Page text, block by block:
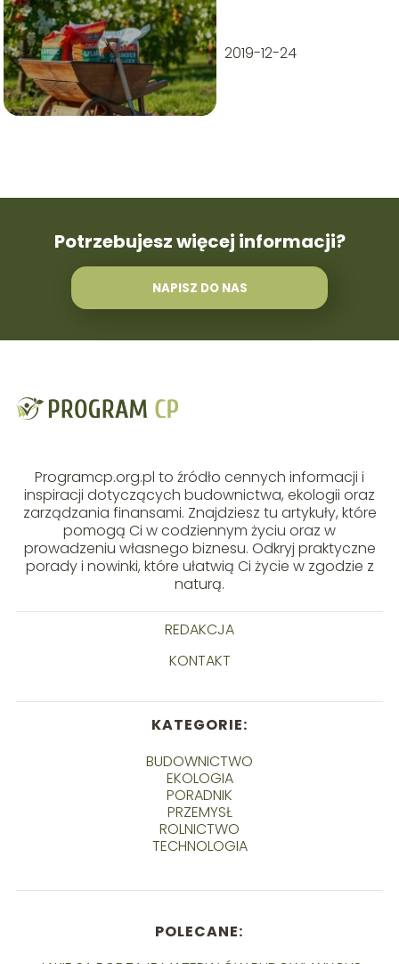
2019-12-24
Potrzebujesz więcej informacji?
NAPISZ DO NAS
Programcp.org.pl to źródło cennych informacji i
inspiracji dotyczących budownictwa, ekologii oraz
zarządzania finansami. Znajdziesz tu artykuły, które
pomogą Ci w codziennym życiu oraz w
prowadzeniu własnego biznesu. Odkryj praktyczne
porady i nowinki, które ułatwią Ci życie w zgodzie z
naturą.
REDAKCJA
KONTAKT
KATEGORIE:
BUDOWNICTWO
EKOLOGIA
PORADNIK
PRZEMYSŁ
ROLNICTWO
TECHNOLOGIA
POLECANE: